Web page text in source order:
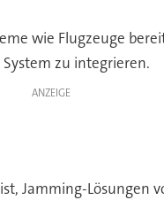
wie Flugzeuge
zu integrieren.
ANZEIGE
Jamming-Lösungen